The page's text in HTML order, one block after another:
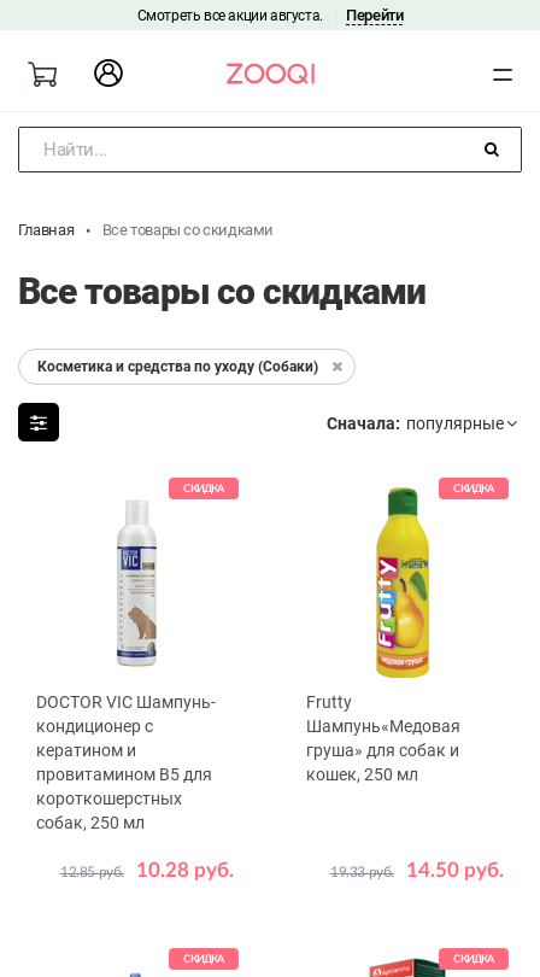
Смотреть все акции августа. Перейти
Найти...
Главная Все товары со скидками
Все товары со скидками
Косметика и средства по уходу (Собаки)
Сначала:
СКИДКА
DOCTOR VIC Шампунь-
кондиционер с
кератином и
провитамином В5 для
короткошерстных
собак, 250 мл
10.28 руб.
12.85 руб.
СКИДКА
Frutty
Шампунь«Медовая
груша» для собак и
кошек, 250 мл
14.50 руб.
19.33 руб.
СКИДКА СКИДКА